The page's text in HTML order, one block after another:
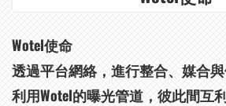
Wotel使命
透過平台網絡，進行整合、媒合與
利用Wotel的曝光管道，彼此間互